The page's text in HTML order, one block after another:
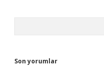
Son yorumlar